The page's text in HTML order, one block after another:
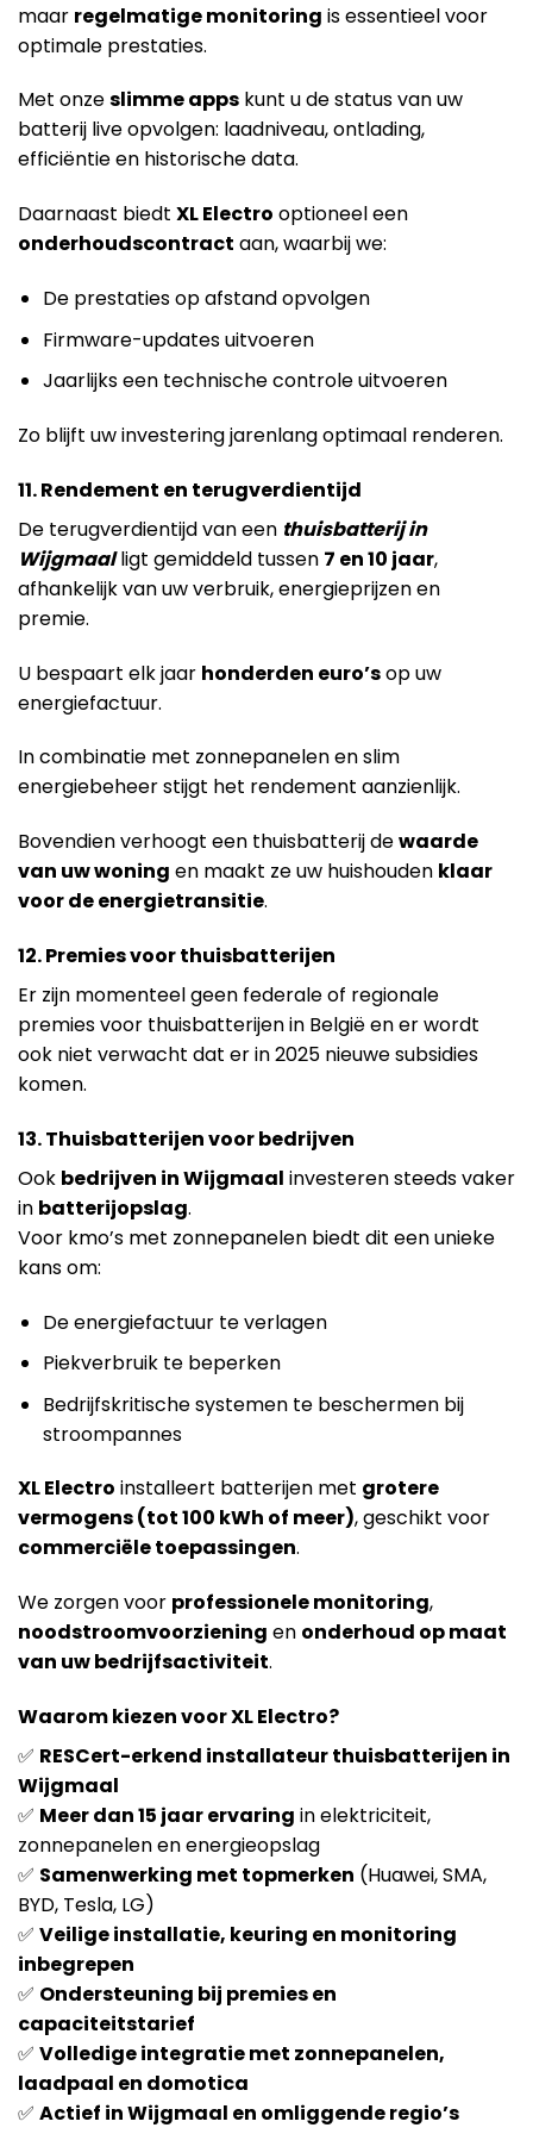
maar regelmatige monitoring is essentieel voor
optimale prestaties.
Met onzeslimme apps kunt u de status van uw
batterij live opvolgen: laadniveau, ontlading,
efficiëntie en historische data.
Daarnaast biedt XL Electro optioneel een
onderhoudscontract aan, waarbij we:
De prestaties op afstand opvolgen
Firmware-updates uitvoeren
Jaarlijks een technische controle uitvoeren
Zo blijft uw investering jarenlang optimaal renderen.
11. Rendement en terugverdientijd
De terugverdientijd van een thuisbatterij in
Wijgmaalligt gemiddeld tussen 7 en 10 jaar,
afhankelijk van uw verbruik, energieprijzen en
premie.
U bespaart elk jaar honderden euro’sop uw
energiefactuur.
In combinatie met zonnepanelen en slim
energiebeheer stijgt het rendement aanzienlijk.
Bovendien verhoogt een thuisbatterij dewaarde
van uw woning en maakt ze uw huishouden klaar
voor de energietransitie.
12. Premies voor thuisbatterijen
Er zijn momenteel geen federale of regionale
premies voor thuisbatterijen in België en er wordt
ook niet verwacht dat er in 2025 nieuwe subsidies
komen.
13. Thuisbatterijen voor bedrijven
Ook bedrijven in Wijgmaal investeren steeds vaker
in batterijopslag.
Voor kmo’s met zonnepanelen biedt dit een unieke
kans om:
De energiefactuur te verlagen
Piekverbruik te beperken
Bedrijfskritische systemen te beschermen bij
stroompannes
XL Electro installeert batterijen met grotere
vermogens (tot 100 kWh of meer), geschikt voor
commerciële toepassingen.
We zorgen voor professionele monitoring,
noodstroomvoorziening en onderhoud op maat
van uw bedrijfsactiviteit.
Waarom kiezen voor XL Electro?
✅ RESCert-erkend installateur thuisbatterijen in
Wijgmaal
✅ Meer dan 15 jaar ervaring in elektriciteit,
zonnepanelen en energieopslag
✅ Samenwerking met topmerken (Huawei, SMA,
BYD, Tesla, LG)
✅ Veilige installatie, keuring en monitoring
inbegrepen
✅ Ondersteuning bij premies en
capaciteitstarief
✅ Volledige integratie met zonnepanelen,
laadpaal en domotica
✅ Actief in Wijgmaal en omliggende regio’s